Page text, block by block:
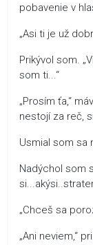
pobavenie v
„Asi ti je už
Prikývol som.
som ti...“
„Prosím ťa,“
nestojí za reč,
Usmial som sa
Nadýchol som
„Chceš sa
„Ani neviem,“